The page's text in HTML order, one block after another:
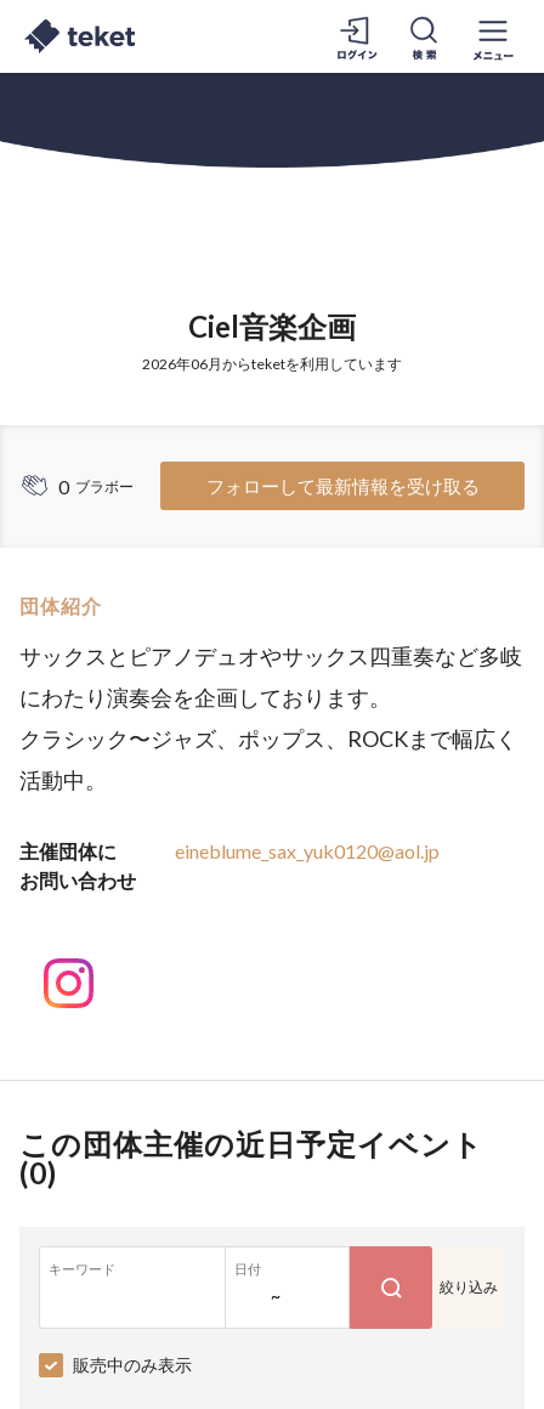
Ciel音楽企画
2026年06月からteketを利用しています
0 ブラボー フォローして最新情報を受け取る
団体紹介
サックスとピアノデュオやサックス四重奏など多岐
にわたり演奏会を企画しております。
クラシック〜ジャズ、ポップス、ROCKまで幅広く
活動中。
主催団体に
お問い合わせ
eineblume_sax_yuk0120@aol.jp
この団体主催の近日予定イベント
(0)
キーワード 日付
~ 絞り込み
販売中のみ表示